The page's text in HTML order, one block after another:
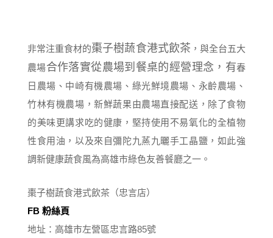
非常注重食材的棗子樹蔬食港式飲茶 ，與全台五大
農場合作落實從農場到餐桌的經營理念，有春
日農場、中崎有機農場、綠光鮮境農場、永齡農場、
竹林有機農場，新鮮蔬果由農場直接配送，除了食物
的美味更講求吃的健康，堅持使用不易氧化的全植物
性食用油，以及來自彌陀九蒸九曬手工晶鹽，如此強
調新健康蔬食風為高雄市綠色友善餐廳之一。
棗子樹蔬食港式飲茶（忠言店）
FB 粉絲頁
地址：高雄市左營區忠言路85號